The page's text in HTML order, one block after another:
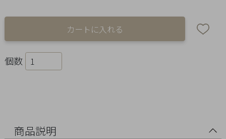
個数
商品説明
Other